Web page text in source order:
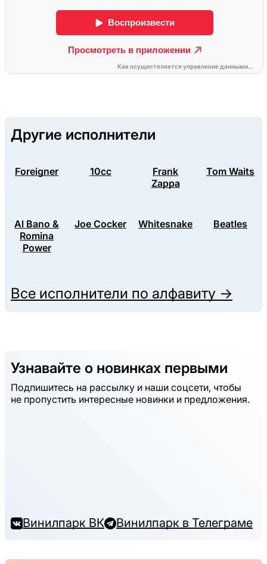
Другие исполнители
Foreigner 10cc
Frank
Zappa
Tom Waits
Al Bano &
Romina
Power
Joe Cocker Whitesnake Beatles
Все исполнители по алфавиту →
Узнавайте о новинках первыми
Подпишитесь на рассылку и наши соцсети, чтобы
не пропустить интересные новинки и предложения.
Винилпарк ВК Винилпарк в Телеграме